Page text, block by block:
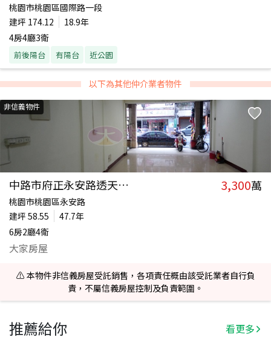
桃園市桃園區國際路一段
建坪 174.12
18.9年
4房4廳3衛
前後陽台 有陽台 近公園
以下為其他仲介業者物件
非信義物件
中路市府正永安路透天店面 3,300萬
桃園市桃園區永安路
建坪 58.55
47.7年
6房2廳4衛
大家房屋
⚠️ 本物件非信義房屋受託銷售，各項責任概由該受託業者自行負
責，不屬信義房屋控制及負責範圍。
推薦給你 看更多